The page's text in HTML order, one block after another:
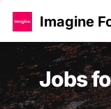
Imagine
Jobs